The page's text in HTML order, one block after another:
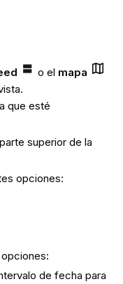
o el mapa
que esté
superior de la
opciones:
de fecha para